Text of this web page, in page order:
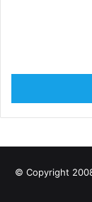
© Copyright